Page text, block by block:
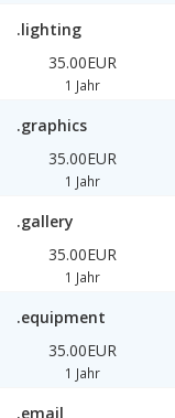
.lighting
35.00EUR
1 Jahr
.graphics
35.00EUR
1 Jahr
.gallery
35.00EUR
1 Jahr
.equipment
35.00EUR
1 Jahr
.email